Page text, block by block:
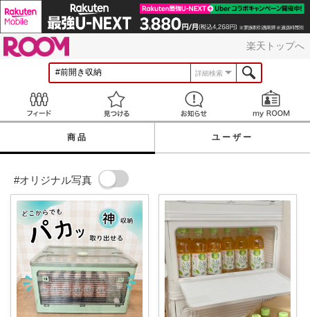
楽天トップへ
詳細検索
見つける お知らせ
商品 ユーザー
#オリジナル写真